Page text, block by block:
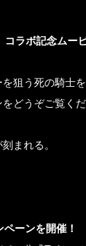
ラボ記念ムー
狙う死の騎士
どうぞご覧くだ
まれる。
ーンを開催！